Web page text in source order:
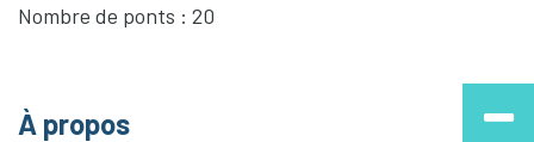
Nombre de ponts : 20
À propos